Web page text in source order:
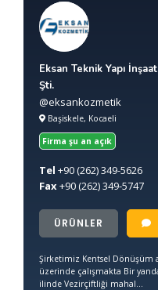
Eksan Teknik Yapı
Şti.
@eksankozmetik
Başiskele, Kocaeli
Firma şu an açık
Tel +90(262) 349-5626
Fax+90(262) 349-5747
ÜRÜNLER
Şirketimiz Kentsel Dönüşüm
üzerinde çalışmakta Bir
ilinde Vezirçiftliği mahal...